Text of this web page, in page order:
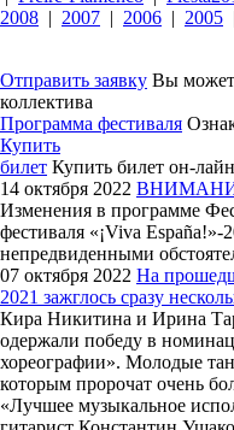
2008 | 2007 | 2006 | 2005
Отправить заявку Вы
коллектива
Программа фестиваля
Купить
билет Купить билет он-
14 октября 2022
Изменения в программе
фестиваля «¡Viva España!»-
непредвиденными
07 октября 2022 На
2021 зажглось сразу
Кира Никитина и Ирина
одержали победу в
хореографии». Молодые
которым пророчат очень
«Лучшее музыкальное